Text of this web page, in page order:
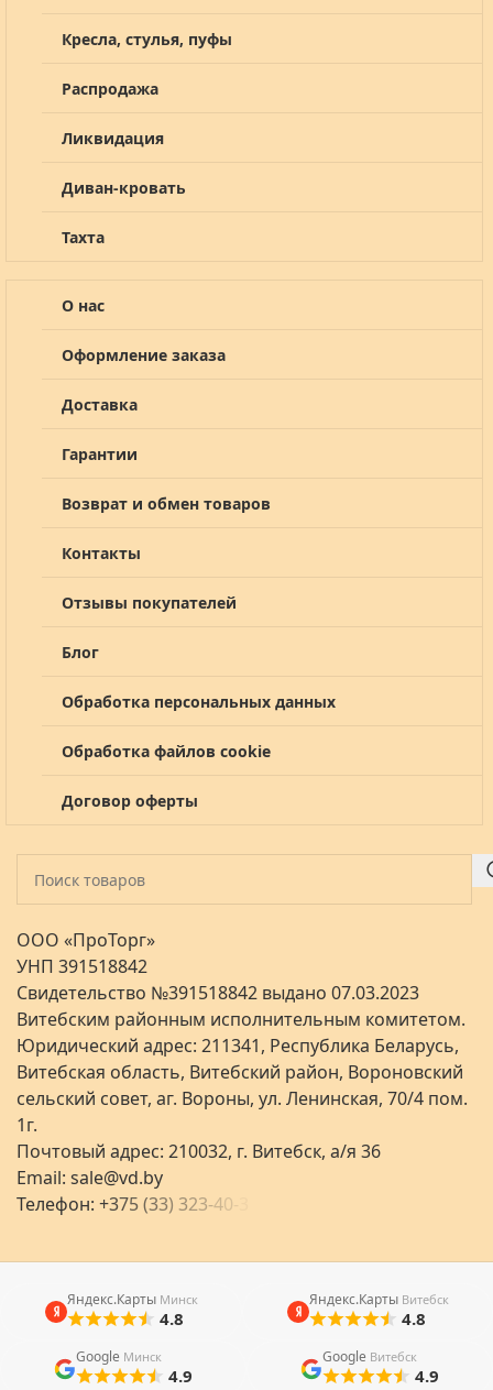
Кресла, стулья, пуфы
Распродажа
Ликвидация
Диван-кровать
Тахта
О нас
Оформление заказа
Доставка
Гарантии
Возврат и обмен товаров
Контакты
Отзывы покупателей
Блог
Обработка персональных данных
Обработка файлов cookie
Договор оферты
ООО «ПроТорг»
УНП 391518842
Свидетельство №391518842 выдано 07.03.2023
Витебским районным исполнительным комитетом.
Юридический адрес: 211341, Республика Беларусь,
Витебская область, Витебский район, Вороновский
сельский совет, аг. Вороны, ул. Ленинская, 70/4 пом.
1г.
Почтовый адрес: 210032, г. Витебск, а/я 36
Email:sale@vd.by
Телефон:+375(33) 323-40-
Яндекс.Карты Минск
4.8
Яндекс.Карты Витебск
4.8
Google Минск
4.9
Google Витебск
4.9